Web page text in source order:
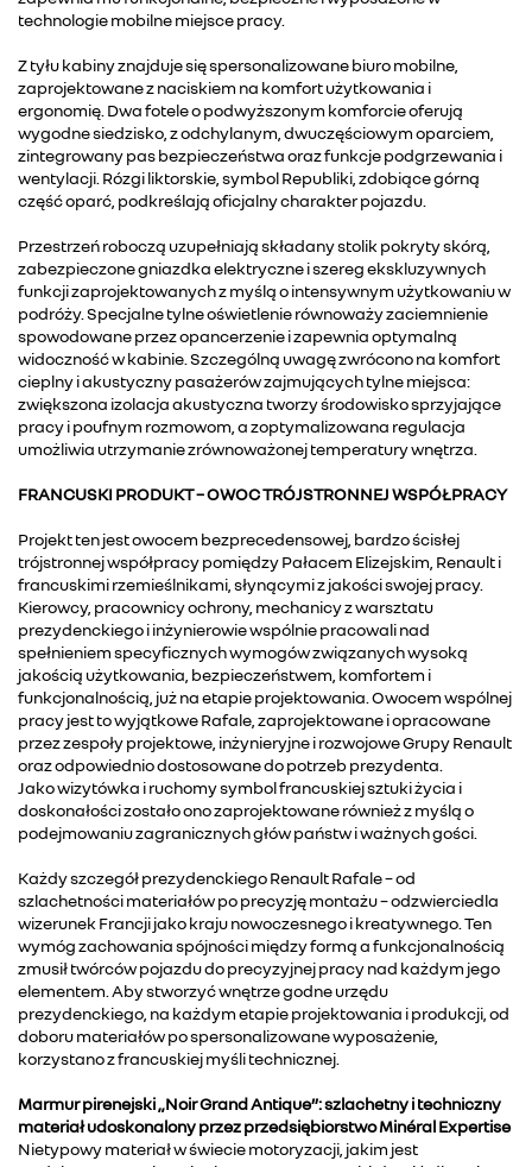
technologie mobilne miejsce pracy.
Z tyłu kabiny znajduje się spersonalizowane biuro mobilne,
zaprojektowane z naciskiem na komfort użytkowania i
ergonomię. Dwa fotele o podwyższonym komforcie oferują
wygodne siedzisko, z odchylanym, dwuczęściowym oparciem,
zintegrowany pas bezpieczeństwa oraz funkcje podgrzewania i
wentylacji. Rózgi liktorskie, symbol Republiki, zdobiące górną
część oparć, podkreślają oficjalny charakter pojazdu.
Przestrzeń roboczą uzupełniają składany stolik pokryty skórą,
zabezpieczone gniazdka elektryczne i szereg ekskluzywnych
funkcji zaprojektowanych z myślą o intensywnym użytkowaniu w
podróży. Specjalne tylne oświetlenie równoważy zaciemnienie
spowodowane przez opancerzenie i zapewnia optymalną
widoczność w kabinie. Szczególną uwagę zwrócono na komfort
cieplny i akustyczny pasażerów zajmujących tylne miejsca:
zwiększona izolacja akustyczna tworzy środowisko sprzyjające
pracy i poufnym rozmowom, a zoptymalizowana regulacja
umożliwia utrzymanie zrównoważonej temperatury wnętrza.
FRANCUSKI PRODUKT – OWOC TRÓJSTRONNEJ WSPÓŁPRACY
Projekt ten jest owocem bezprecedensowej, bardzo ścisłej
trójstronnej współpracy pomiędzy Pałacem Elizejskim, Renault i
francuskimi rzemieślnikami, słynącymi z jakości swojej pracy.
Kierowcy, pracownicy ochrony, mechanicy z warsztatu
prezydenckiego i inżynierowie wspólnie pracowali nad
spełnieniem specyficznych wymogów związanych wysoką
jakością użytkowania, bezpieczeństwem, komfortem i
funkcjonalnością, już na etapie projektowania. Owocem wspólnej
pracy jest to wyjątkowe Rafale, zaprojektowane i opracowane
przez zespoły projektowe, inżynieryjne i rozwojowe Grupy Renault
oraz odpowiednio dostosowane do potrzeb prezydenta.
Jako wizytówka i ruchomy symbol francuskiej sztuki życia i
doskonałości zostało ono zaprojektowane również z myślą o
podejmowaniu zagranicznych głów państw i ważnych gości.
Każdy szczegół prezydenckiego Renault Rafale – od
szlachetności materiałów po precyzję montażu – odzwierciedla
wizerunek Francji jako kraju nowoczesnego i kreatywnego. Ten
wymóg zachowania spójności między formą a funkcjonalnością
zmusił twórców pojazdu do precyzyjnej pracy nad każdym jego
elementem. Aby stworzyć wnętrze godne urzędu
prezydenckiego, na każdym etapie projektowania i produkcji, od
doboru materiałów po spersonalizowane wyposażenie,
korzystano z francuskiej myśli technicznej.
Marmur pirenejski „Noir Grand Antique”: szlachetny i techniczny
materiał udoskonalony przez przedsiębiorstwo Minéral Expertise
Nietypowy materiał w świecie motoryzacji, jakim jest